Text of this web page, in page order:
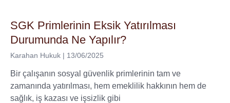
SGK Primlerinin Eksik Yatırılması
Durumunda Ne Yapılır?
Karahan Hukuk 13/06/2025
Bir çalışanın sosyal güvenlik primlerinin tam ve
zamanında yatırılması, hem emeklilik hakkının hem de
sağlık, iş kazası ve işsizlik gibi